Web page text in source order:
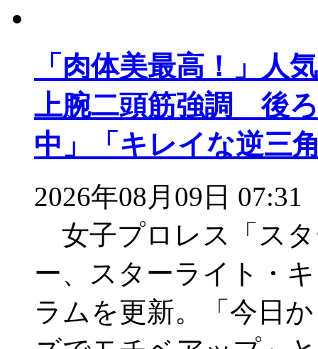
「肉体美最高！」人
上腕二頭筋強調 後
中」「キレイな逆三
2026年08月09日 07:31
女子プロレス「ス
ー、スターライト・
ラムを更新。「今日